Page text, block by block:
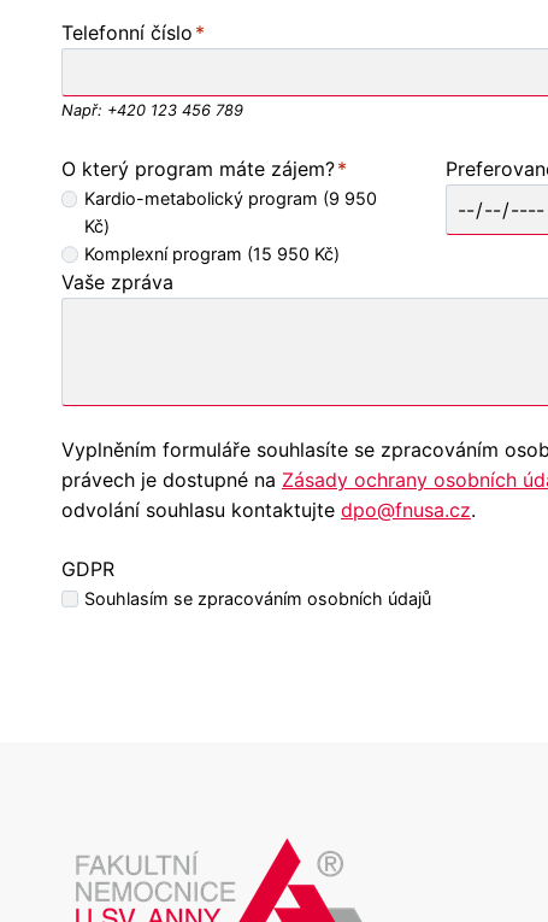
r
z
d
á
í
j
a
a
ř
j
m
Telefonní číslo *
P
l
e
r
o
v
y
p
í
t
e
e
f
Např: +420 123 456 789
O který program máte zájem?*
Kardio-metabolický program (9 950
Kč)
Komplexní program (15 950 Kč)
Vaše zpráva
Vyplněním formuláře souhlasíte se zpracováním
právech je dostupné na Zásady ochrany osobních
odvolání souhlasu kontaktujte dpo@fnusa.cz.
GDPR
Souhlasím se zpracováním osobních údajů